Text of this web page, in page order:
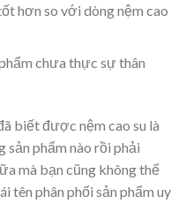
hơn so với dòng nệm cao
chưa thực sự thân
biết được nệm cao su là
sản phẩm nào rồi phải
mà bạn cũng không thể
tên phân phối sản phẩm uy